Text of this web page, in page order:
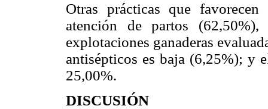
Otras prácticas que
atención de partos
explotaciones ganaderas
antisépticos es baja (6,25%); y
25,00%.
DISCUSIÓN